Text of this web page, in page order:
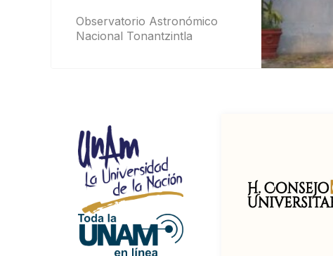
Observatorio Astronómico
Nacional Tonantzintla